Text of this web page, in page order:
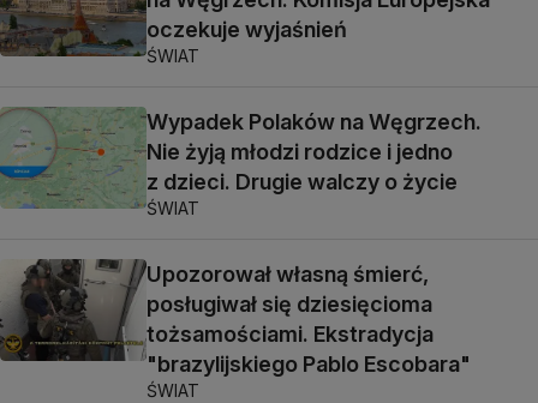
oczekuje wyjaśnień
ŚWIAT
Wypadek Polaków na Węgrzech.
Nie żyją młodzi rodzice i jedno
z dzieci. Drugie walczy o życie
ŚWIAT
Upozorował własną śmierć,
posługiwał się dziesięcioma
tożsamościami. Ekstradycja
"brazylijskiego Pablo Escobara"
ŚWIAT